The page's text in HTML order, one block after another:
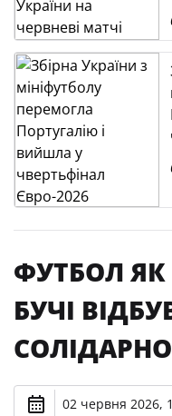
ФУТБОЛ
БУЧІ
02 червня 2026,